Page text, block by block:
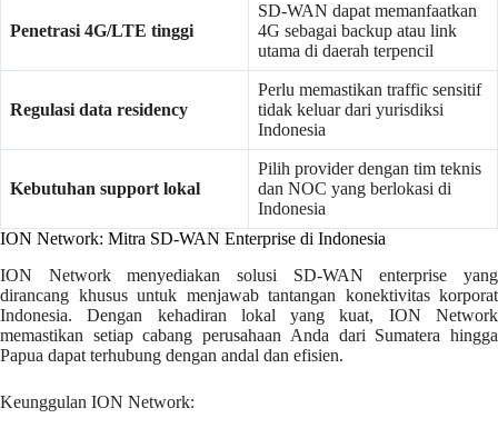
Penetrasi 4G/LTE tinggi
SD-WAN dapat memanfaatkan
4G sebagai backup atau link
utama di daerah terpencil
Regulasi data residency
Perlu memastikan traffic sensitif
tidak keluar dari yurisdiksi
Indonesia
Kebutuhan support lokal
Pilih provider dengan tim teknis
dan NOC yang berlokasi di
Indonesia
ION Network: Mitra SD-WAN Enterprise di Indonesia
ION Network menyediakan solusi SD-WAN enterprise yang
dirancang khusus untuk menjawab tantangan konektivitas korporat
Indonesia. Dengan kehadiran lokal yang kuat, ION Network
memastikan setiap cabang perusahaan Anda dari Sumatera hingga
Papua dapat terhubung dengan andal dan efisien.
Keunggulan ION Network: